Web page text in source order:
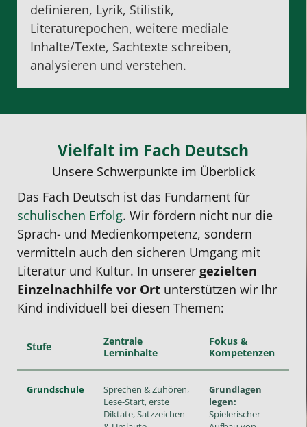
definieren, Lyrik, Stilistik,
Literaturepochen, weitere mediale
Inhalte/Texte, Sachtexte schreiben,
analysieren und verstehen.
Vielfalt im Fach Deutsch
Unsere Schwerpunkte im Überblick
Das Fach Deutsch ist das Fundament für
schulischen Erfolg. Wir fördern nicht nur die
Sprach- und Medienkompetenz, sondern
vermitteln auch den sicheren Umgang mit
Literatur und Kultur. In unserer gezielten
Einzelnachhilfe vor Ort unterstützen wir Ihr
Kind individuell bei diesen Themen:
Stufe
Zentrale
Lerninhalte
Fokus &
Kompetenzen
Grundschule
Sprechen & Zuhören,
Lese-Start, erste
Diktate, Satzzeichen
Grundlagen
legen:
Spielerischer